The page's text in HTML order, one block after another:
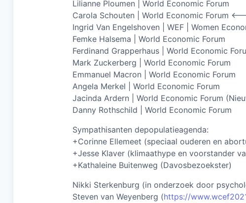
Lilianne Ploumen | World Economic Forum
Carola Schouten | World Economic Forum
Ingrid Van Engelshoven | WEF | Women
Femke Halsema | World Economic Forum
Ferdinand Grapperhaus | World Economic
Mark Zuckerberg | World Economic Forum
Emmanuel Macron | World Economic Forum
Angela Merkel | World Economic Forum
Jacinda Ardern | World Economic Forum
Danny Rothschild | World Economic Forum
Sympathisanten depopulatieagenda:
+Corinne Ellemeet (speciaal ouderen en
+Jesse Klaver (klimaathype en voorstander
+Kathaleine Buitenweg (Davosbezoekster)
Nikki Sterkenburg (in onderzoek door
Steven van Weyenberg (https://